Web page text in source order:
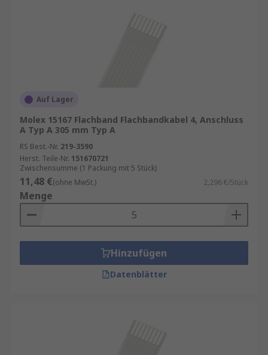
Auf Lager
Molex 15167 Flachband Flachbandkabel 4, Anschluss
A Typ A 305 mm Typ A
RS Best.-Nr. 219-3590
Herst. Teile-Nr. 151670721
Zwischensumme (1 Packung mit 5 Stück)
11,48 €(ohne MwSt.) 2,296 €/Stück
Menge
Hinzufügen
Datenblätter